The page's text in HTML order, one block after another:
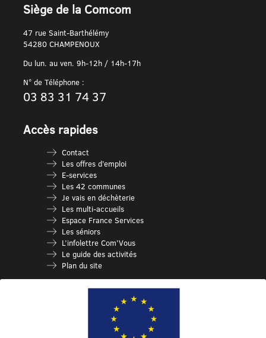
Siège de la Comcom
47 rue Saint-Barthélémy
54280 CHAMPENOUX
Du lun. au ven. 9h-12h / 14h-17h
N° de Téléphone :
03 83 31 74 37
Accès rapides
Contact
Les offres d’emploi
E-services
Les 42 communes
Je vais en déchèterie
Les multi-accueils
Espace France Services
Les séniors
L’infolettre Com’Vous
Le guide des activités
Plan du site